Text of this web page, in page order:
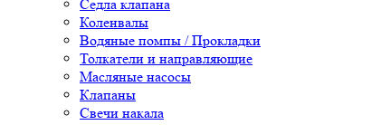
Седла клапана
Коленвалы
Водяные помпы / Прокладки
Толкатели и направляющие
Масляные насосы
Клапаны
Свечи накала